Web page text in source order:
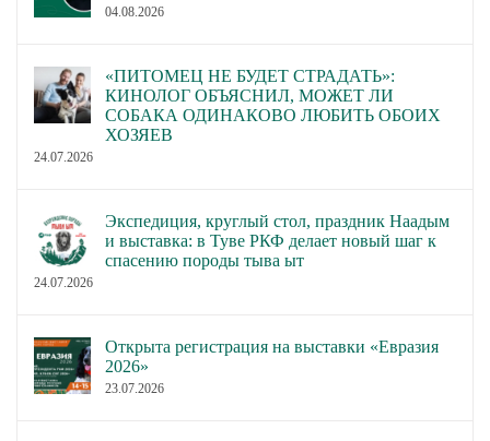
04.08.2026
«ПИТОМЕЦ НЕ БУДЕТ СТРАДАТЬ»:
КИНОЛОГ ОБЪЯСНИЛ, МОЖЕТ ЛИ
СОБАКА ОДИНАКОВО ЛЮБИТЬ ОБОИХ
ХОЗЯЕВ
24.07.2026
Экспедиция, круглый стол, праздник Наадым
и выставка: в Туве РКФ делает новый шаг к
спасению породы тыва ыт
24.07.2026
Открыта регистрация на выставки «Евразия
2026»
23.07.2026